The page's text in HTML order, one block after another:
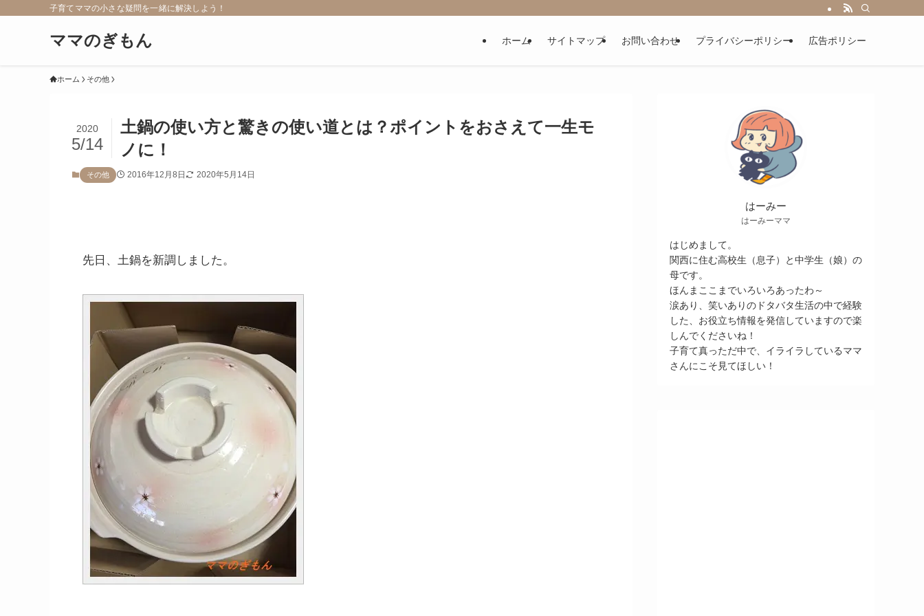
子育てママの小さな疑問を一緒に解決しよう！
ママのぎもん ホーム サイトマップ お問い合わせ プライバシーポリシー 広告ポリシー
ホーム その他
土鍋の使い方と驚きの使い道とは？ポイントをおさえて一生モ
ノに！
2020
5/14
その他 2016年12月8日 2020年5月14日
先日、土鍋を新調しました。
はーみー
はーみーママ
はじめまして。
関西に住む高校生（息子）と中学生（娘）の
母です。
ほんまここまでいろいろあったわ～
涙あり、笑いありのドタバタ生活の中で経験
した、お役立ち情報を発信していますので楽
しんでくださいね！
子育て真っただ中で、イライラしているママ
さんにこそ見てほしい！